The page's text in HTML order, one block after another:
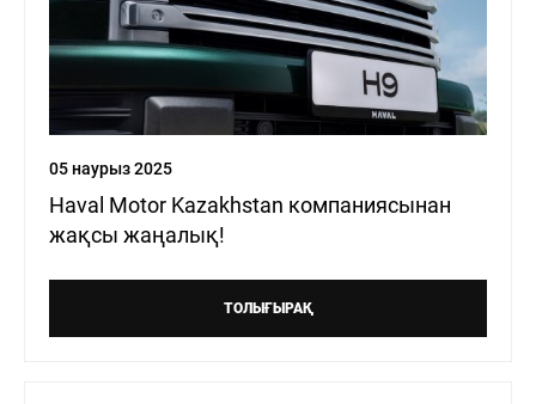
05 наурыз 2025
Haval Motor Kazakhstan компаниясынан
жақсы жаңалық!
ТОЛЫҒЫРАҚ